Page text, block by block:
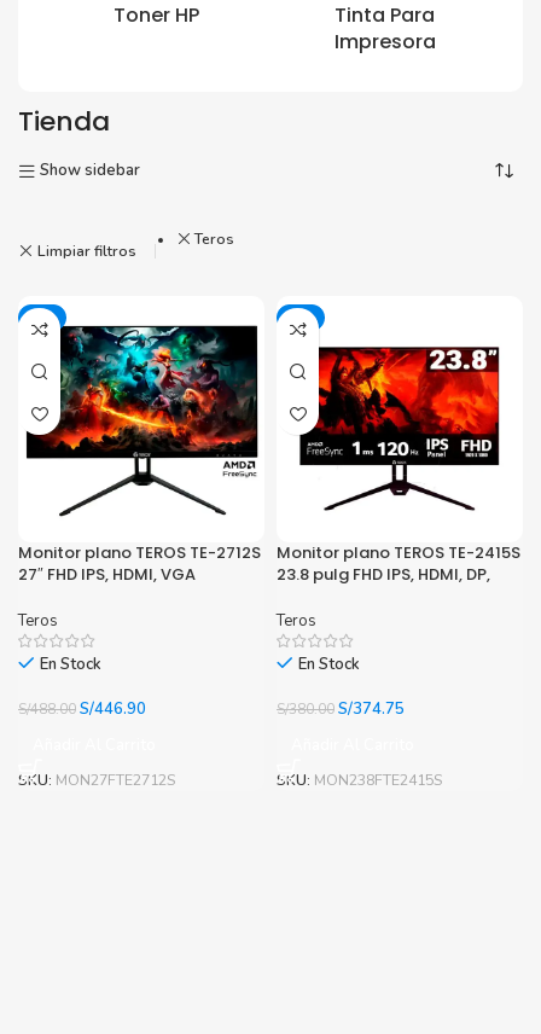
Toner HP
Tinta Para
Impresora
Tienda
Show sidebar
Limpiar filtros
Teros
-8%
Monitor plano TEROS TE-2712S
27″ FHD IPS, HDMI, VGA
Teros
En Stock
S/488.00El
era:
S/446.90
es:
SKU: MON27FTE2712S
-1%
Monitor plano TEROS TE-2415S
23.8 pulg FHD IPS, HDMI, DP,
Teros
En Stock
S/380.00El
era:
S/374.75
es:
SKU: MON238FTE2415S